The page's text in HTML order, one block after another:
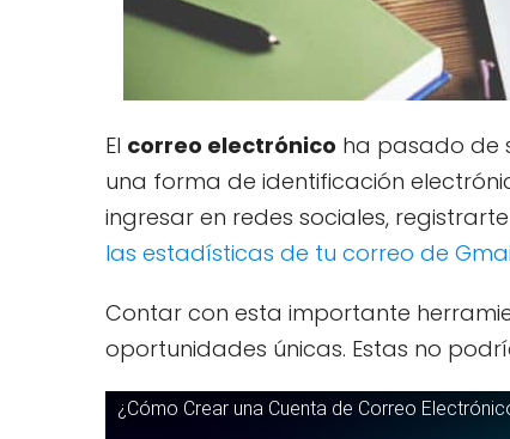
El correo electrónico ha pasado de
una forma de identificación
ingresar en redes sociales,
las estadísticas de tu correo de
Contar con esta importante
oportunidades únicas. Estas no
¿Cómo Crear una Cuenta de Correo